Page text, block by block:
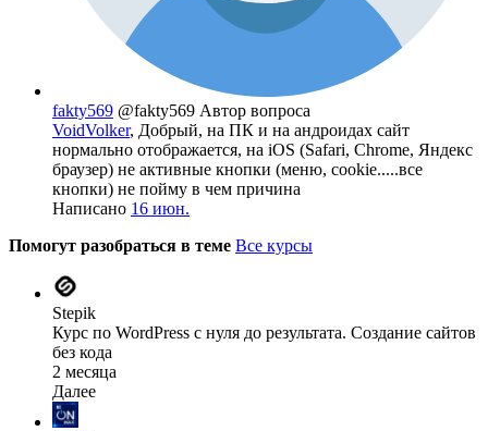
fakty569 @fakty569 Автор вопроса
VoidVolker, Добрый, на ПК и на андроидах сайт
нормально отображается, на iOS (Safari, Chrome, Яндекс
браузер) не активные кнопки (меню, cookie.....все
кнопки) не пойму в чем причина
Написано 16 июн.
Помогут разобраться в теме Все курсы
Stepik
Курс по WordPress с нуля до результата. Создание сайтов
без кода
2 месяца
Далее